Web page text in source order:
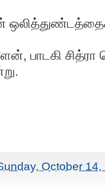
பாடகி
October 14,